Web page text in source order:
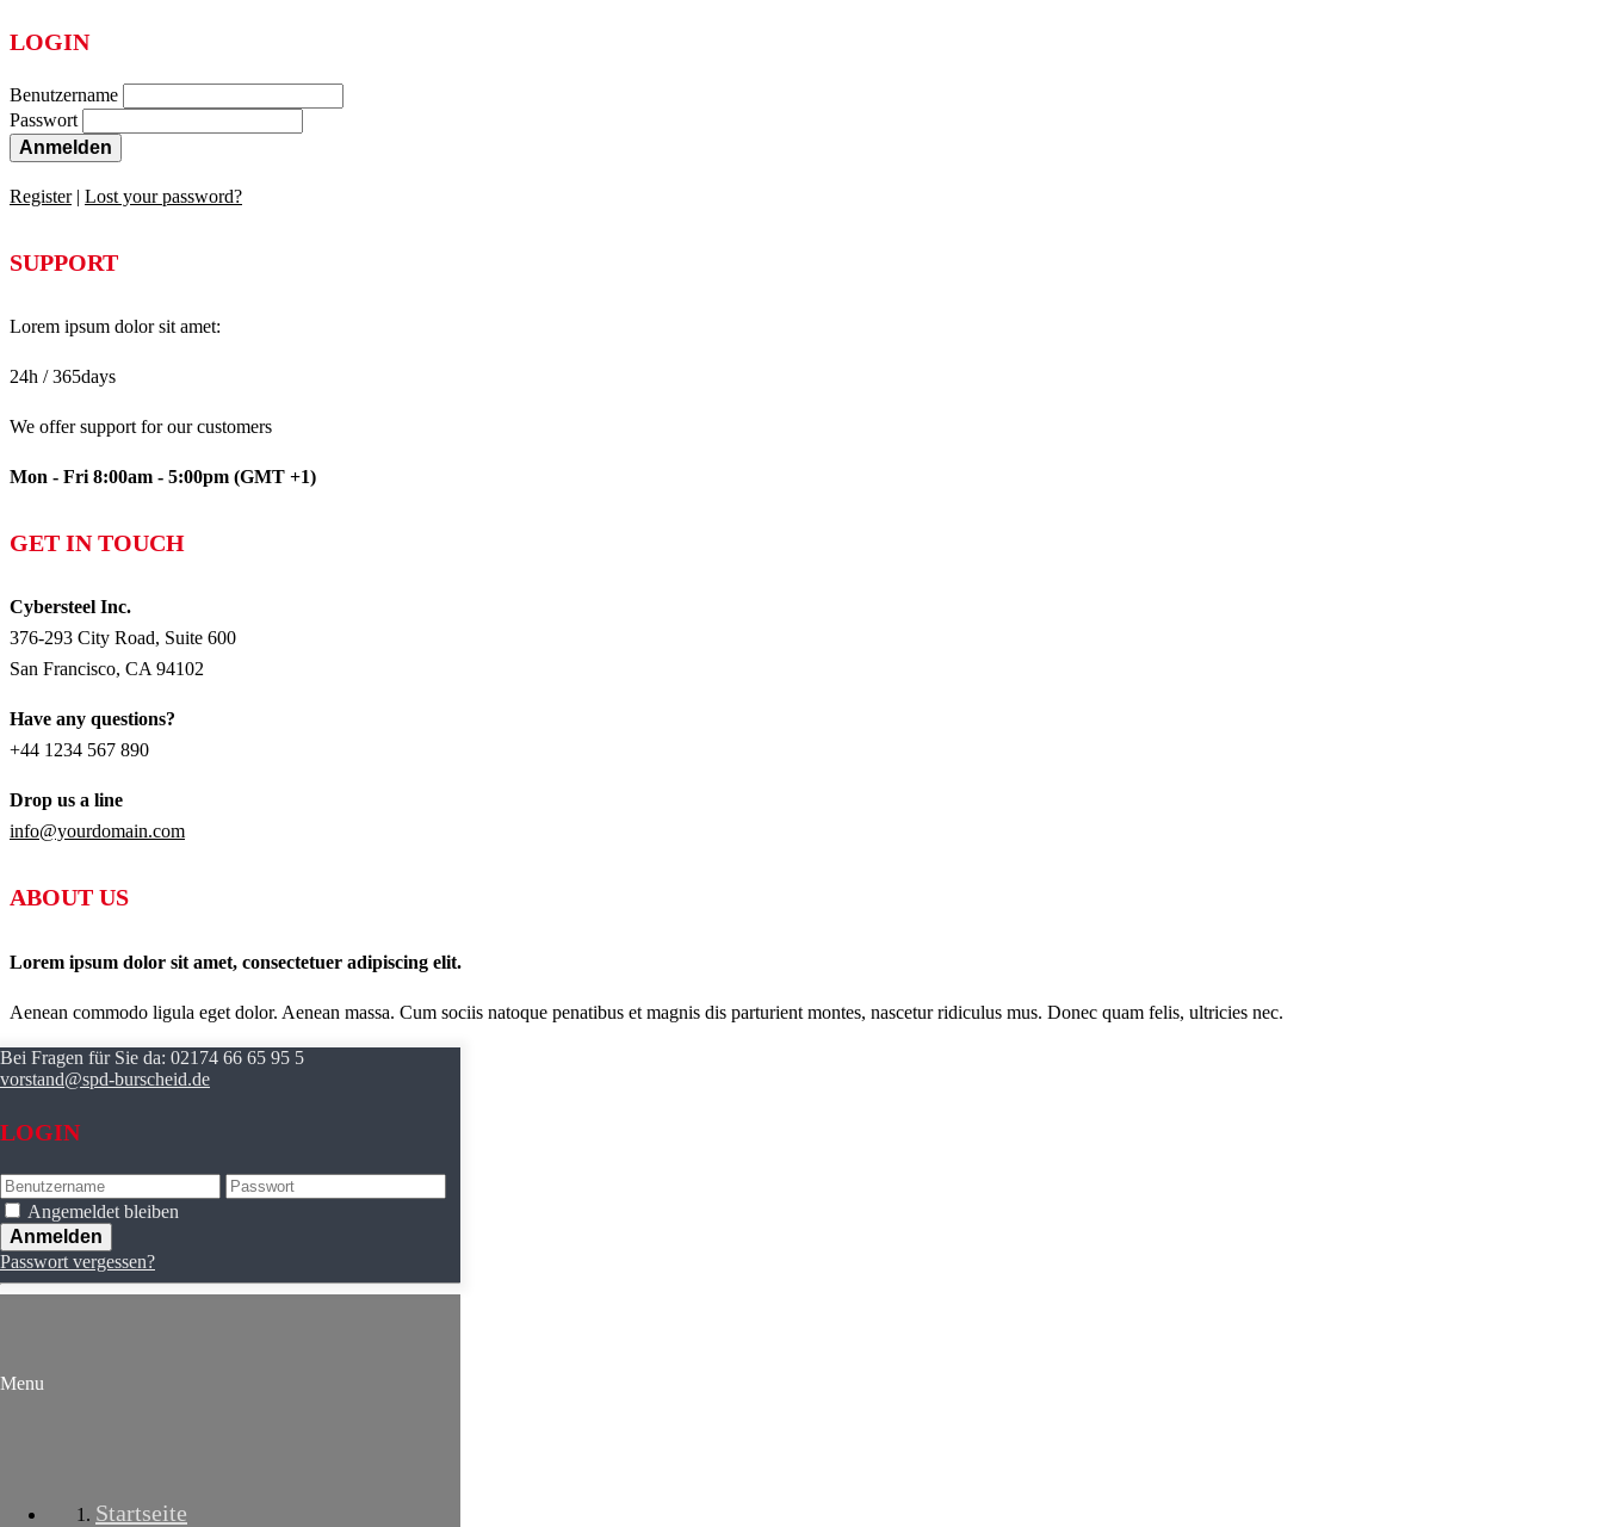
LOGIN
Benutzername
Passwort
Anmelden
Register| Lost your password?
SUPPORT
Lorem ipsum dolor sit amet:
24h / 365days
We offer support for our customers
Mon - Fri 8:00am - 5:00pm (GMT +1)
GET IN TOUCH
Cybersteel Inc.
376-293 City Road, Suite 600
San Francisco, CA 94102
Have any questions?
+44 1234 567 890
Drop us a line
info@yourdomain.com
ABOUT US
Lorem ipsum dolor sit amet, consectetuer adipiscing elit.
Aenean commodo ligula eget dolor. Aenean massa. Cum sociis natoque penatibus et magnis dis parturient montes, nascetur ridiculus mus. Donec quam felis, ultricies nec.
Bei Fragen für Sie da: 02174 66 65 95 5
vorstand@spd-burscheid.de
LOGIN
Angemeldet bleiben
Passwort vergessen?
Menu
Startseite
AKTUELLES